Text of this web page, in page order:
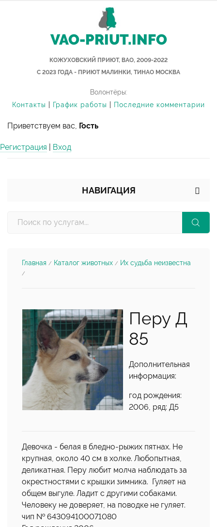
VAO-PRIUT.INFO
КОЖУХОВСКИЙ ПРИЮТ, ВАО, 2009-2022
С 2023 ГОДА - ПРИЮТ МАЛИНКИ, ТИНАО МОСКВА
Волонтёры:
Контакты
График работы Последние комментарии
Приветствуем вас, Гость
Регистрация Вход
НАВИГАЦИЯ
Главная / Каталог животных / Их судьба неизвестна
/
Перу Д
85
Дополнительная
информация:
год рождения:
2006, ряд: Д5
Девочка - белая в бледно-рыжих пятнах. Не
крупная, около 40 см в холке. Любопытная,
деликатная. Перу любит молча наблюдать за
окрестностями с крышки зимника. Гуляет на
общем выгуле. Ладит с другими собаками.
Человеку не доверяет, на поводке не гуляет.
чип № 643094100071080